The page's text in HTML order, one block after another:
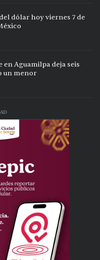
dólar hoy viernes 7 de
en Aguamilpa deja seis
un menor